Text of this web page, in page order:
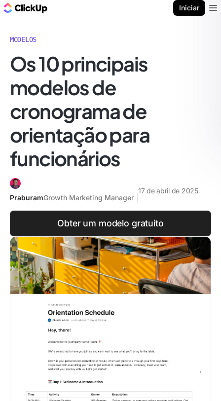
Iniciar
MODELOS
Os 10 principais
modelos de
cronograma de
orientação para
funcionários
PraburamGrowth Marketing Manager
17 de abril de 2025
Obter um modelo gratuito